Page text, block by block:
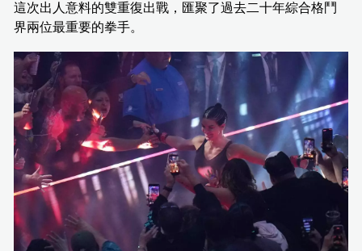
這次出人意料的雙重復出戰，匯聚了過去二十年綜合格鬥
界兩位最重要的拳手。